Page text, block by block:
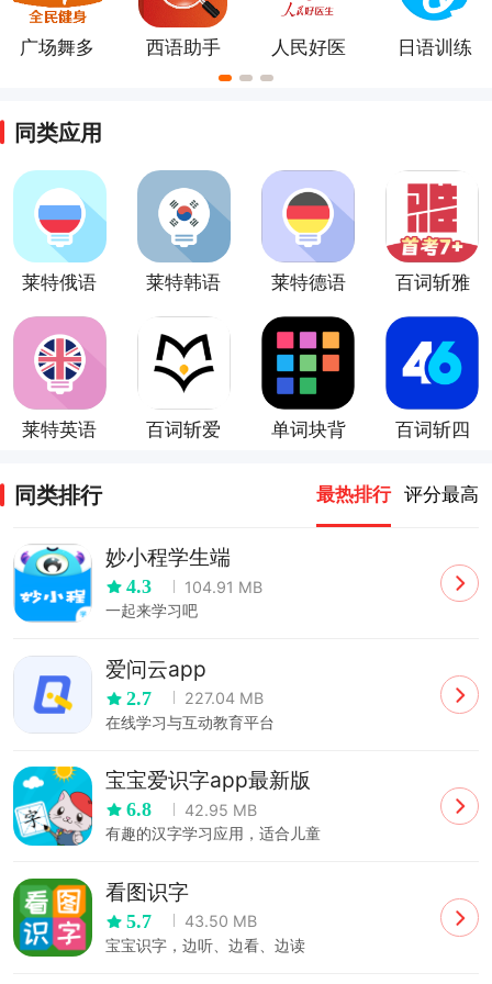
广场舞多
西语助手
人民好医
日语训练
同类应用
莱特俄语
词app
莱特韩语
词
莱特德语
词
百词斩雅
莱特英语
app
百词斩爱
单词块背
百词斩四
同类排行 最热排行 评分最高
妙小程学生端
4.3
104.91 MB
一起来学习吧
爱问云app
2.7
227.04 MB
在线学习与互动教育平台
宝宝爱识字app最新版
6.8
42.95 MB
有趣的汉字学习应用，适合儿童
看图识字
5.7
43.50 MB
宝宝识字，边听、边看、边读